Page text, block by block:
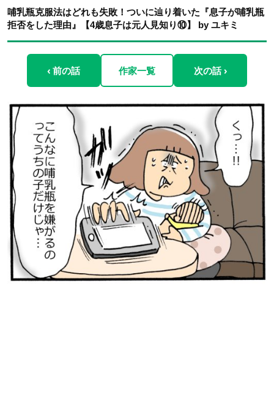
哺乳瓶克服法はどれも失敗！ついに辿り着いた『息子が哺乳瓶
拒否をした理由』【4歳息子は元人見知り⑩】 by ユキミ
‹ 前の話 作家一覧 次の話 ›